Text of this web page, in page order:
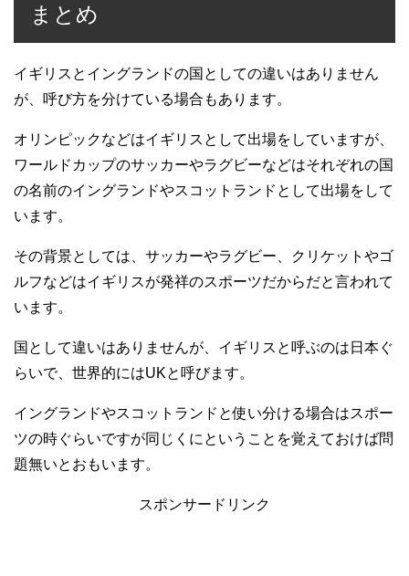
まとめ
イギリスとイングランドの国としての違いはありません
が、呼び方を分けている場合もあります。
オリンピックなどはイギリスとして出場をしていますが、
ワールドカップのサッカーやラグビーなどはそれぞれの国
の名前のイングランドやスコットランドとして出場をして
います。
その背景としては、サッカーやラグビー、クリケットやゴ
ルフなどはイギリスが発祥のスポーツだからだと言われて
います。
国として違いはありませんが、イギリスと呼ぶのは日本ぐ
らいで、世界的にはUKと呼びます。
イングランドやスコットランドと使い分ける場合はスポー
ツの時ぐらいですが同じくにということを覚えておけば問
題無いとおもいます。
スポンサードリンク